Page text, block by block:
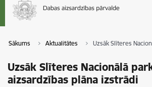
Sākums Aktualitātes Uzsāk Slīteres
Uzsāk Slīteres Nacionālā
aizsardzības plāna izstrādi